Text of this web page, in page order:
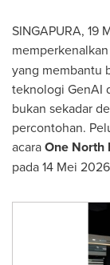
SINGAPURA, 19
memperkenalkan
yang membantu
teknologi GenAI
bukan sekadar
percontohan.
acaraOne North
pada 14 Mei